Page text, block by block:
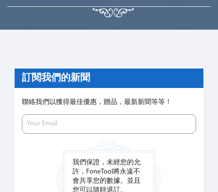
訂閱我們的新聞
聯絡我們以獲得最佳優惠，贈品，最新新聞等等！
我們保證，未經您的允
許，FoneTool將永遠不
會共享您的數據。並且
您可以隨時退訂。